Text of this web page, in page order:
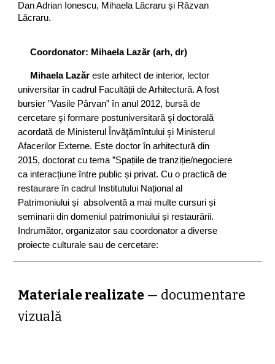
Dan Adrian Ionescu, Mihaela Lăcraru și Răzvan
Lăcraru.
Coordonator: Mihaela Lazăr (arh, dr)
Mihaela Lazăreste arhitect de interior, lector
universitar în cadrul Facultății de Arhitectură. A fost
bursier ”Vasile Pârvan” în anul 2012, bursă de
cercetare şi formare postuniversitară şi doctorală
acordată de Ministerul Învăţămîntului şi Ministerul
Afacerilor Externe. Este doctor în arhitectură din
2015, doctorat cu tema ”Spațiile de tranziție/negociere
ca interacțiune între public și privat. Cu o practică de
restaurare în cadrul Institutului Național al
Patrimoniului și absolventă a mai multe cursuri și
seminarii din domeniul patrimoniului și restaurării.
Indrumător, organizator sau coordonator a diverse
proiecte culturale sau de cercetare:
Materiale realizate — documentare
vizuală